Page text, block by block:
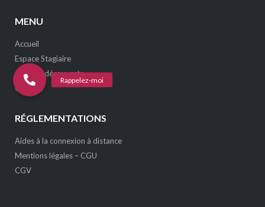
MENU
Accueil
Espace Stagiaire
Journée découverte
Contact
RÉGLEMENTATIONS
Aides à la connexion à distance
Mentions légales – CGU
CGV